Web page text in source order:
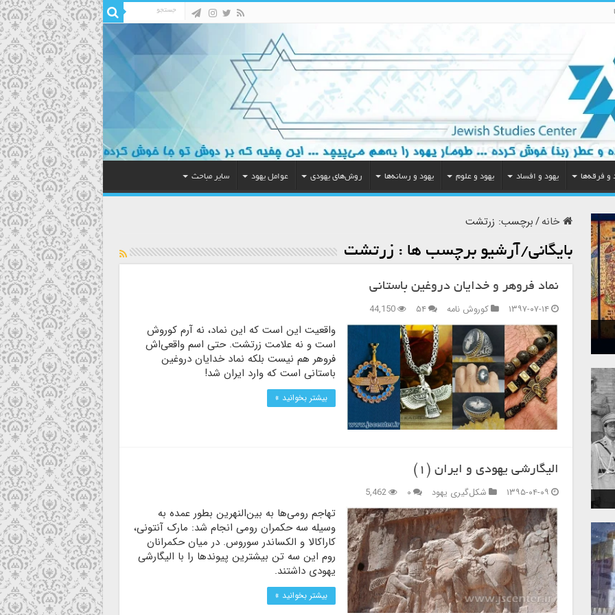
و فرقه‌ها یهود و افساد یهود و علوم یهود و رسانه‌ها روش‌های یهودی عوامل یهود سایر مباحث
خانه/برچسب: زرتشت
بایگانی/آرشیو برچسب ها : زرتشت
نماد فروهر و خدایان دروغین باستانی
۱۳۹۷-۰۷-۱۴
کوروش نامه ۵۴ 44,150
واقعیت این است که این نماد، نه آرم کوروش
است و نه علامت زرتشت. حتی اسم واقعی‌اش
فروهر هم نیست بلکه نماد خدایان دروغین
باستانی است که وارد ایران شد!
بیشتر بخوانید »
الیگارشی یهودی و ایران (۱)
۱۳۹۵-۰۴-۰۹
شکل‌گیری یهود ۰ 5,462
تهاجم رومی‌ها به بین‌النهرین بطور عمده به
وسیله سه حکمران رومی انجام شد: مارک آنتونی،
کاراکالا و الکساندر سوروس. در میان حکمرانان
روم این سه تن بیشترین پیوندها را با الیگارشی
یهودی داشتند.
بیشتر بخوانید »